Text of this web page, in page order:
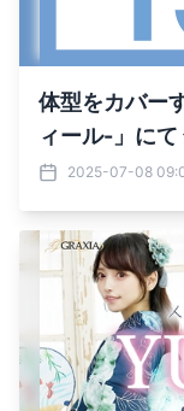
体型をカバー
ィール-」に
催！ 7月7日(
2025-07-08